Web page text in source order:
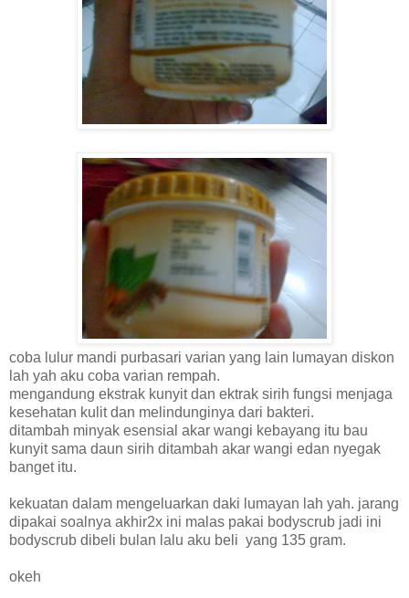
coba lulur mandi purbasari varian yang lain lumayan diskon
lah yah aku coba varian rempah.
mengandung ekstrak kunyit dan ektrak sirih fungsi menjaga
kesehatan kulit dan melindunginya dari bakteri.
ditambah minyak esensial akar wangi kebayang itu bau
kunyit sama daun sirih ditambah akar wangi edan nyegak
banget itu.
kekuatan dalam mengeluarkan daki lumayan lah yah. jarang
dipakai soalnya akhir2x ini malas pakai bodyscrub jadi ini
bodyscrub dibeli bulan lalu aku beli yang 135 gram.
okeh